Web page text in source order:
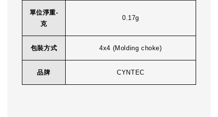
單位淨重-
克
0.17g
包裝方式 4x4 (Molding choke)
品牌 CYNTEC